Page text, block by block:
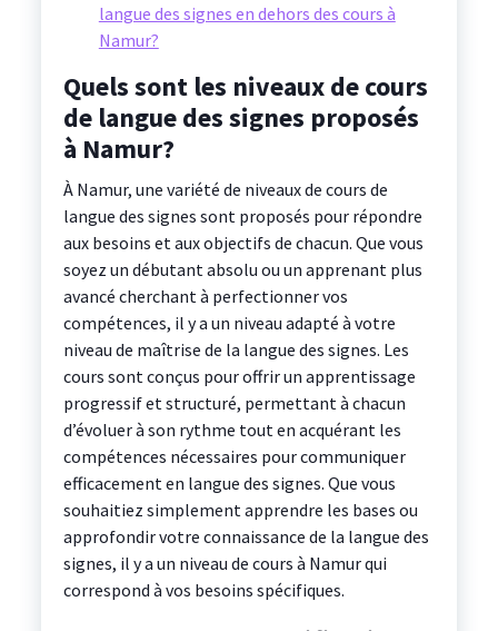
langue des signes en dehors des cours à
Namur?
Quels sont les niveaux de cours
de langue des signes proposés
à Namur?
À Namur, une variété de niveaux de cours de
langue des signes sont proposés pour répondre
aux besoins et aux objectifs de chacun. Que vous
soyez un débutant absolu ou un apprenant plus
avancé cherchant à perfectionner vos
compétences, il y a un niveau adapté à votre
niveau de maîtrise de la langue des signes. Les
cours sont conçus pour offrir un apprentissage
progressif et structuré, permettant à chacun
d’évoluer à son rythme tout en acquérant les
compétences nécessaires pour communiquer
efficacement en langue des signes. Que vous
souhaitiez simplement apprendre les bases ou
approfondir votre connaissance de la langue des
signes, il y a un niveau de cours à Namur qui
correspond à vos besoins spécifiques.